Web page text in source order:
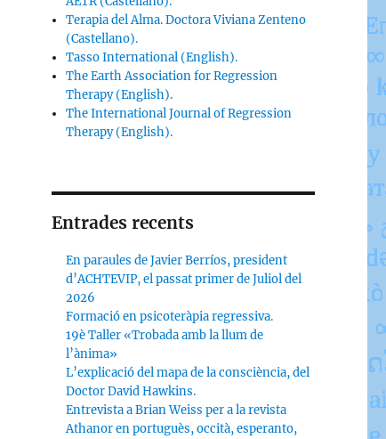
Terapia del Alma. Doctora Viviana Zenteno
(Castellano).
Tasso International (English).
The Earth Association for Regression
Therapy (English).
The International Journal of Regression
Therapy (English).
Entrades recents
En paraules de Javier Berríos, president
d’ACHTEVIP, el passat primer de Juliol del
2026
Formació en psicoteràpia regressiva.
19è Taller «Trobada amb la llum de
l’ànima»
L’explicació del mapa de la consciència, del
Doctor David Hawkins.
Entrevista a Brian Weiss per a la revista
Athanor en portuguès, occità, esperanto,